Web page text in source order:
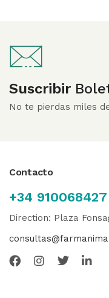
Suscribir
No te pierdas miles
Contacto
+34 910068427
Direction: Plaza